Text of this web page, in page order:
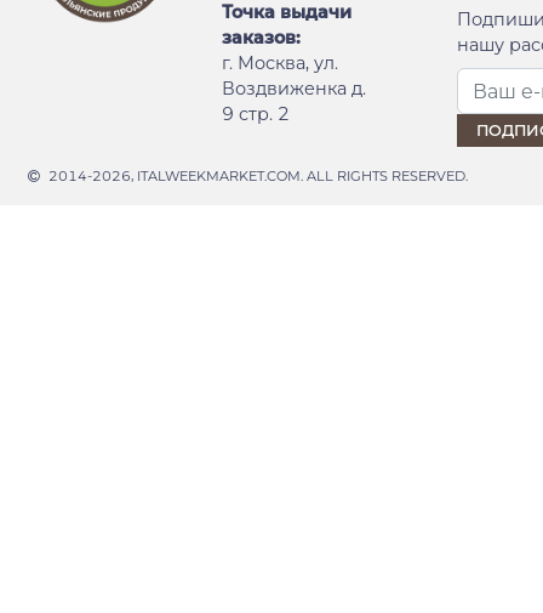
Точка выдачи
заказов:
г. Москва, ул.
Воздвиженка д.
9 стр. 2
нашу
2014-2026, ITALWEEKMARKET.COM. ALL RIGHTS RESERVED.